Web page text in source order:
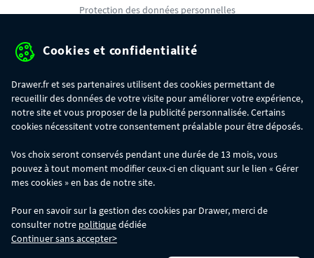
Protection des données personnelles
Gérer mes cookies
commande :
- 30€ sur votre commande dès 300€ d'achat, avec le code BIKINI30
- 50€ sur votre commande dès 500€ d'achat, avec le code BIKINI50
Les codes BIKINI30, BIKINI50 et BIKINI100 ne sont valables que sur
www.drawer.fr; ils ne sont pas cumulables entre eux, ni avec d'autres codes
promotionnels. La remise se calculera automatiquement dans votre panier
lors de la saisie du code adéquat.
Cookies et confidentialité
Drawer.fr et ses partenaires utilisent des cookies permettant de
recueillir des données de votre visite pour améliorer votre expérience,
notre site et vous proposer de la publicité personnalisée. Certains
cookies nécessitent votre consentement préalable pour être déposés.
Vos choix seront conservés pendant une durée de 13 mois, vous
pouvez à tout moment modifier ceux-ci en cliquant sur le lien « Gérer
mes cookies » en bas de notre site.
Pour en savoir sur la gestion des cookies par Drawer, merci de
consulter notre politiquedédiée
Continuer sans accepter>